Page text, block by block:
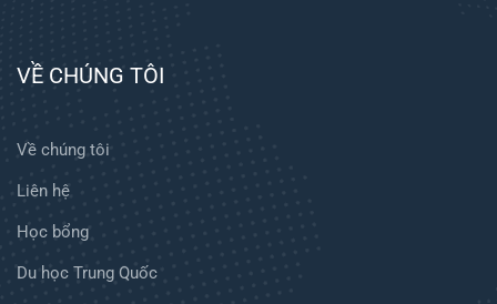
VỀ CHÚNG TÔI
Về chúng tôi
Liên hệ
Học bổng
Du học Trung Quốc